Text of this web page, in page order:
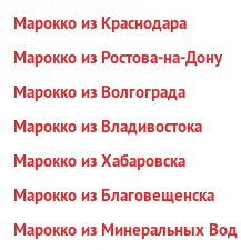
Марокко из Краснодара
Марокко из Ростова-на-Дону
Марокко из Волгограда
Марокко из Владивостока
Марокко из Хабаровска
Марокко из Благовещенска
Марокко из Минеральных Вод